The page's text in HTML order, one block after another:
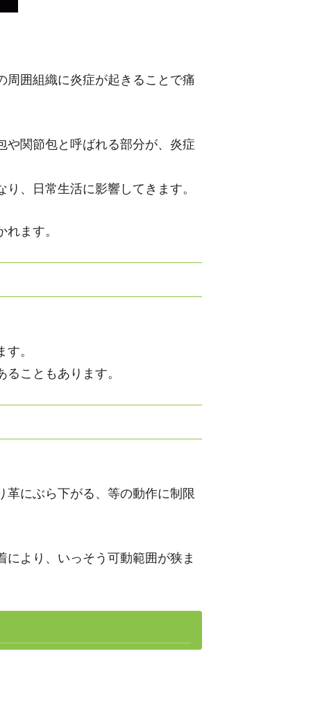
周囲組織に炎症が起きることで痛
や関節包と呼ばれる部分が、炎症
、日常生活に影響してきます。
ます。
。
こともあります。
革にぶら下がる、等の動作に制限
より、いっそう可動範囲が狭ま